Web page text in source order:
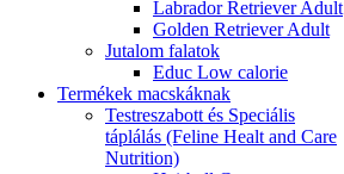
Labrador Retriever Adult
Golden Retriever Adult
Jutalom falatok
Educ Low calorie
Termékek macskáknak
Testreszabott és Speciális
táplálás (Feline Healt and Care
Nutrition)